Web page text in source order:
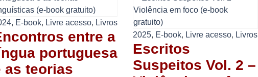
, E-book, Livre acesso, Livros
entre a
portuguesa
as teorias
2025, E-book, Livre acesso, Livros
Escritos
Suspeitos Vol. 2 –